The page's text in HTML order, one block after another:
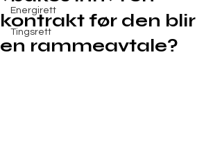
Energirett
Tingsrett
kontrakt før den blir
en rammeavtale?